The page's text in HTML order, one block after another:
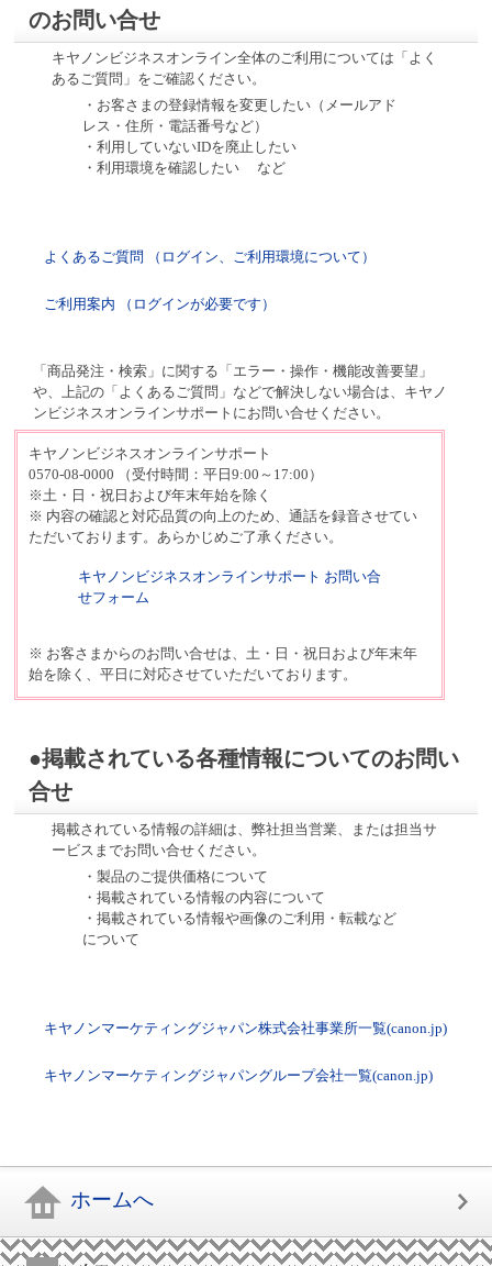
のお問い合せ
キヤノンビジネスオンライン全体のご利用については「よく
あるご質問」をご確認ください。
・お客さまの登録情報を変更したい（メールアド
レス・住所・電話番号など）
・利用していないIDを廃止したい
・利用環境を確認したい など
よくあるご質問 （ログイン、ご利用環境について）
ご利用案内 （ログインが必要です）
「商品発注・検索」に関する「エラー・操作・機能改善要望」
や、上記の「よくあるご質問」などで解決しない場合は、キヤノ
ンビジネスオンラインサポートにお問い合せください。
キヤノンビジネスオンラインサポート
0570-08-0000
（受付時間：平日9:00～17:00）
※土・日・祝日および年末年始を除く
※ 内容の確認と対応品質の向上のため、通話を録音させてい
ただいております。あらかじめご了承ください。
キヤノンビジネスオンラインサポート お問い合
せフォーム
※ お客さまからのお問い合せは、土・日・祝日および年末年
始を除く、平日に対応させていただいております。
●掲載されている各種情報についてのお問い
合せ
掲載されている情報の詳細は、弊社担当営業、または担当サ
ービスまでお問い合せください。
・製品のご提供価格について
・掲載されている情報の内容について
・掲載されている情報や画像のご利用・転載など
について
キヤノンマーケティングジャパン株式会社事業所一覧(canon.jp)
キヤノンマーケティングジャパングループ会社一覧(canon.jp)
ホームへ